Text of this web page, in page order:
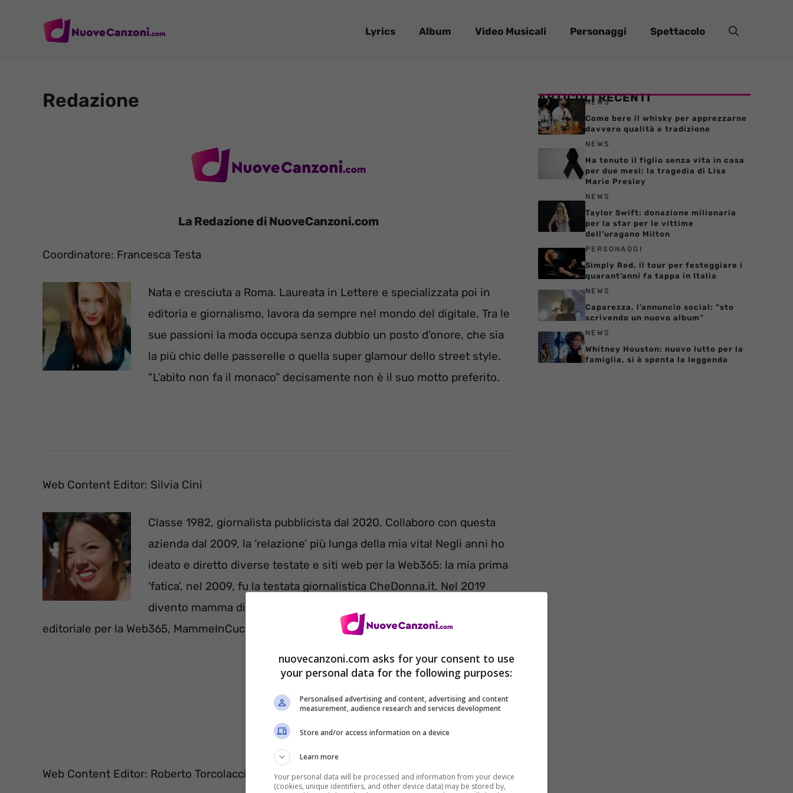
Lyrics Album Video Musicali Personaggi Spettacolo
Redazione
La Redazione di NuoveCanzoni.com
Coordinatore: Francesca Testa
Nata e cresciuta a Roma. Laureata in Lettere e specializzata poi in
editoria e giornalismo, lavora da sempre nel mondo del digitale. Tra le
sue passioni la moda occupa senza dubbio un posto d’onore, che sia
la più chic delle passerelle o quella super glamour dello street style.
“L’abito non fa il monaco” decisamente non è il suo motto preferito.
Web Content Editor: Silvia Cini
Classe 1982, giornalista pubblicista dal 2020. Collaboro con questa
azienda dal 2009, la ‘relazione’ più lunga della mia vita! Negli anni ho
ideato e diretto diverse testate e siti web per la Web365: la mia prima
‘fatica’, nel 2009, fu la testata giornalistica CheDonna.it. Nel 2019
divento mamma di Sara, e grazie a lei do vita al secondo progetto
editoriale per la Web365, MammeInCucina.it.
Web Content Editor: Roberto Torcolacci
ARTICOLI RECENTI
NEWS
Come bere il whisky per apprezzarne
davvero qualità e tradizione
NEWS
Ha tenuto il figlio senza vita in casa
per due mesi: la tragedia di Lisa
Marie Presley
NEWS
Taylor Swift: donazione milionaria
per la star per le vittime
dell’uragano Milton
PERSONAGGI
Simply Red, il tour per festeggiare i
quarant’anni fa tappa in Italia
NEWS
Caparezza, l’annuncio social: “sto
scrivendo un nuovo album”
NEWS
Whitney Houston: nuovo lutto per la
famiglia, si è spenta la leggenda
nuovecanzoni.com asks for your consent to use
your personal data for the following purposes:
Personalised advertising and content, advertising and content
measurement, audience research and services development
Store and/or access information on a device
Learn more
Your personal data will be processed and information from your device
(cookies, unique identifiers, and other device data) may be stored by,